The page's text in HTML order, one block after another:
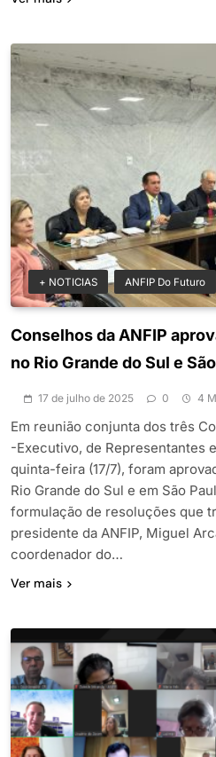
+ NOTICIAS ANFIP Do Futuro
Conselhos da ANFIP
no Rio Grande do Sul e
17 de julho de 2025 0 4
Em reunião conjunta dos três
-Executivo, de Representantes
quinta-feira (17/7), foram
Rio Grande do Sul e em São
formulação de resoluções que
presidente da ANFIP, Miguel
coordenador do…
Ver mais